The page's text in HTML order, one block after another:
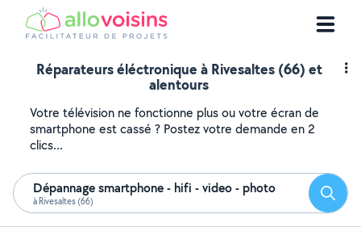
Réparateurs éléctronique à Rivesaltes (66) et
alentours
Votre télévision ne fonctionne plus ou votre écran de
smartphone est cassé ? Postez votre demande en 2
clics...
Dépannage smartphone - hifi - video - photo
à Rivesaltes (66)